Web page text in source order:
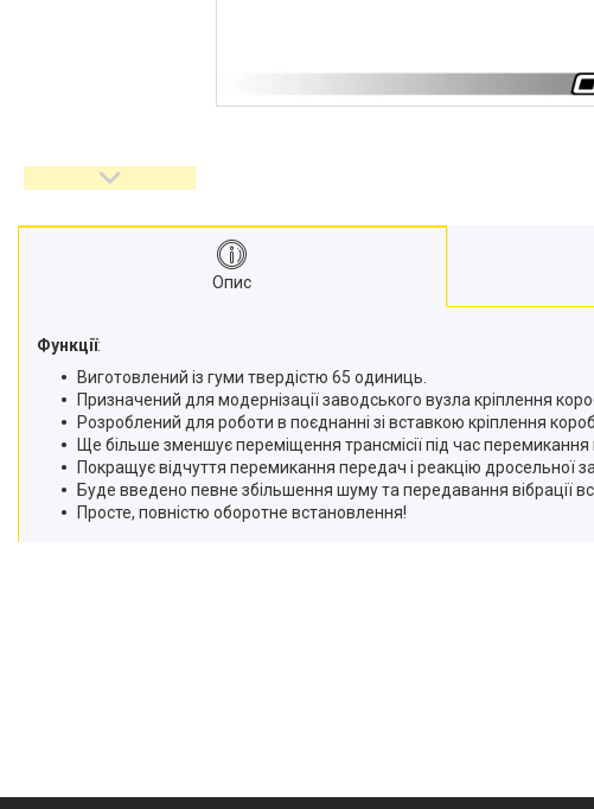
Опис
Функції:
Виготовлений із гуми твердістю 65 одиниць.
Призначений для модернізації заводського вузла кріплення
Розроблений для роботи в поєднанні зі вставкою кріплення
Ще більше зменшує переміщення трансмісії під час
Покращує відчуття перемикання передач і реакцію дросельної
Буде введено певне збільшення шуму та передавання вібрації
Просте, повністю оборотне встановлення!